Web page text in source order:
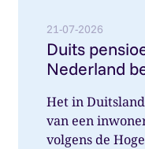
21-07-2026
Duits
Nederland
Het in
van een
volgens de